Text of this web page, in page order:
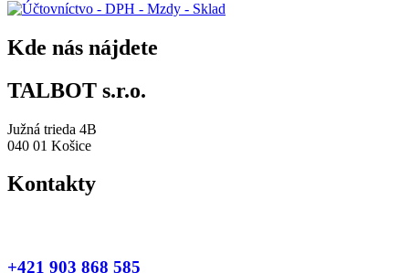
Kde nás nájdete
TALBOT s.r.o.
Južná trieda 4B
040 01 Košice
Kontakty
+421 903 868 585